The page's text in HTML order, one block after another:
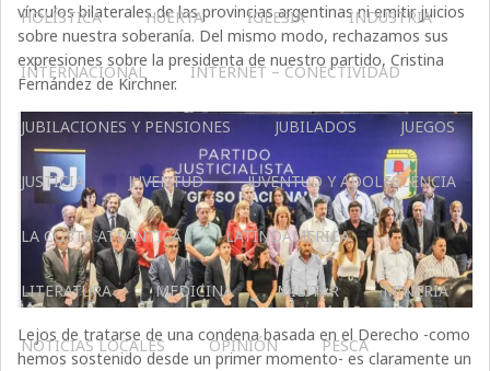
HOLÍSTICA HUERTA IGLESIA INDUSTRIA
INTERNACIONAL INTERNET – CONECTIVIDAD
JUBILACIONES Y PENSIONES JUBILADOS JUEGOS
JUSTICIA JUVENTUD JUVENTUD Y ADOLESCENCIA
LA COSTA ATLÁNTICA LATINOAMERICA
LITERATURA MEDICINA MILITAR MINERIA
NOTICIAS LOCALES OPINIÓN PESCA
vínculos bilaterales de las provincias argentinas ni emitir juicios
sobre nuestra soberanía. Del mismo modo, rechazamos sus
expresiones sobre la presidenta de nuestro partido, Cristina
Fernández de Kirchner.
Lejos de tratarse de una condena basada en el Derecho -como
hemos sostenido desde un primer momento- es claramente un